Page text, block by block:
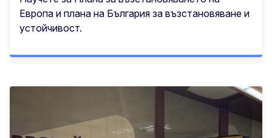
Европа и планa на България за възстановяване и
устойчивост.